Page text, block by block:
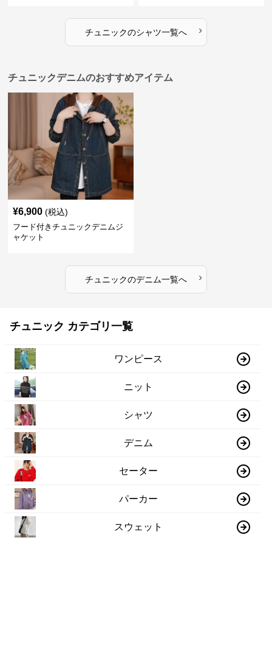
チュニックのシャツ一覧へ ›
チュニックデニムのおすすめアイテム
¥6,900 (税込)
フード付きチュニックデニムジ
ャケット
チュニックのデニム一覧へ ›
チュニック カテゴリ一覧
ワンピース
ニット
シャツ
デニム
セーター
パーカー
スウェット